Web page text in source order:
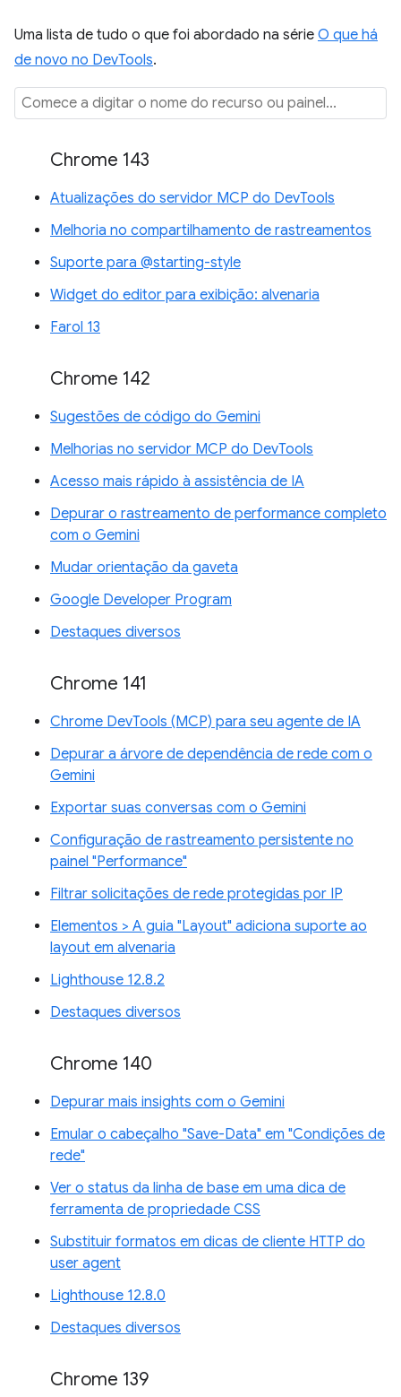
Uma lista de tudo o que foi abordado na série O que há
de novo no DevTools.
Chrome 143
Atualizações do servidor MCP do DevTools
Melhoria no compartilhamento de rastreamentos
Suporte para @starting-style
Widget do editor para exibição: alvenaria
Farol 13
Chrome 142
Sugestões de código do Gemini
Melhorias no servidor MCP do DevTools
Acesso mais rápido à assistência de IA
Depurar o rastreamento de performance completo
com o Gemini
Mudar orientação da gaveta
Google Developer Program
Destaques diversos
Chrome 141
Chrome DevTools (MCP) para seu agente de IA
Depurar a árvore de dependência de rede com o
Gemini
Exportar suas conversas com o Gemini
Configuração de rastreamento persistente no
painel "Performance"
Filtrar solicitações de rede protegidas por IP
Elementos > A guia "Layout" adiciona suporte ao
layout em alvenaria
Lighthouse 12.8.2
Destaques diversos
Chrome 140
Depurar mais insights com o Gemini
Emular o cabeçalho "Save-Data" em "Condições de
rede"
Ver o status da linha de base em uma dica de
ferramenta de propriedade CSS
Substituir formatos em dicas de cliente HTTP do
user agent
Lighthouse 12.8.0
Destaques diversos
Chrome 139